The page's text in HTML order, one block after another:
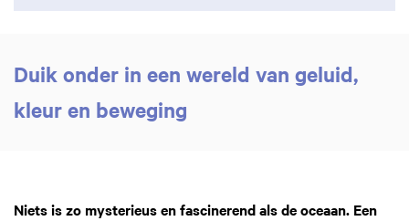
Duik onder in een wereld van geluid,
kleur en beweging
Niets is zo mysterieus en fascinerend als de oceaan. Een